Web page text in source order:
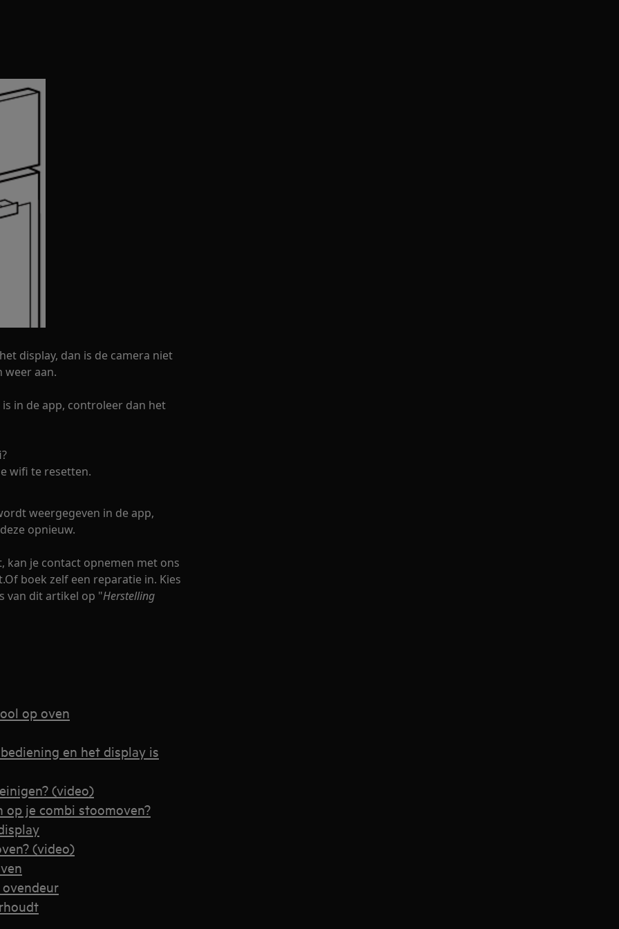
display, dan is de camera niet
weer aan.
in de app, controleer dan het
wifi te resetten.
weergegeven in de app,
opnieuw.
je contact opnemen met ons
boek zelf een reparatie in. Kies
van dit artikel op "Herstelling
op oven
en het display is
(video)
op je combi stoomoven?
(video)